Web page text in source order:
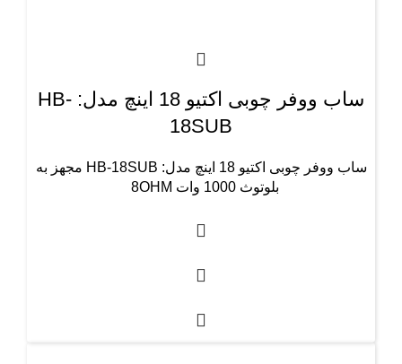
ساب ووفر چوبی اکتیو 18 اینچ مدل: HB-
18SUB
ساب ووفر چوبی اکتیو 18 اینچ مدل: HB-18SUB مجهز به
بلوتوث 1000 وات 8OHM